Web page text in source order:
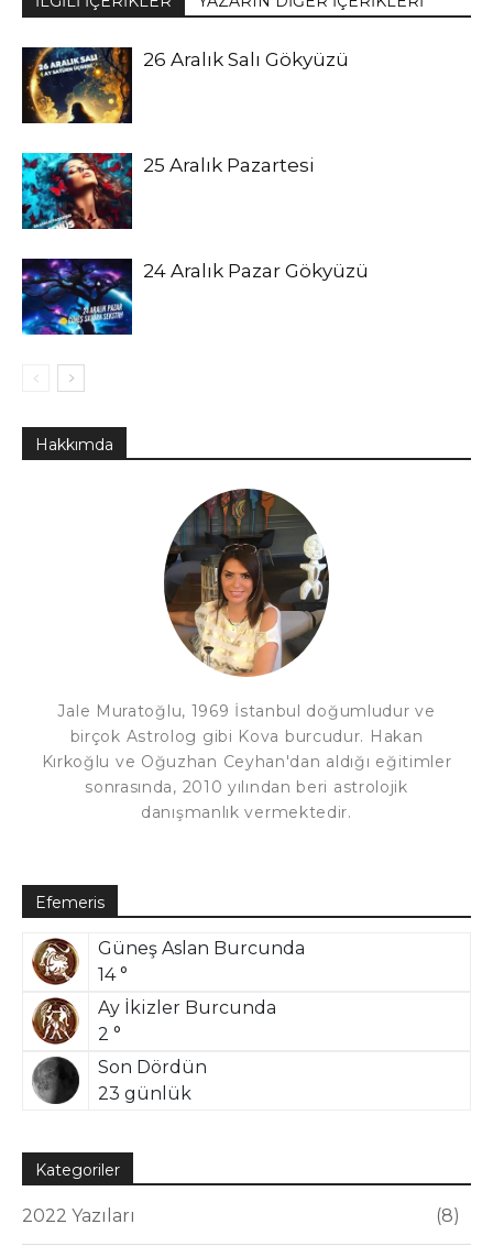
26 Aralık Salı Gökyüzü
25 Aralık Pazartesi
24 Aralık Pazar Gökyüzü
Hakkımda
Jale Muratoğlu, 1969 İstanbul doğumludur ve
birçok Astrolog gibi Kova burcudur. Hakan
Kırkoğlu ve Oğuzhan Ceyhan'dan aldığı eğitimler
sonrasında, 2010 yılından beri astrolojik
danışmanlık vermektedir.
Efemeris
Güneş Aslan Burcunda
14 °
Ay İkizler Burcunda
2 °
Son Dördün
23 günlük
Kategoriler
2022 Yazıları 8